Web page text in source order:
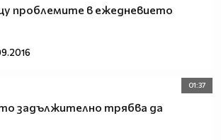
проблемите в ежедневието
01:37
задължително трябва да